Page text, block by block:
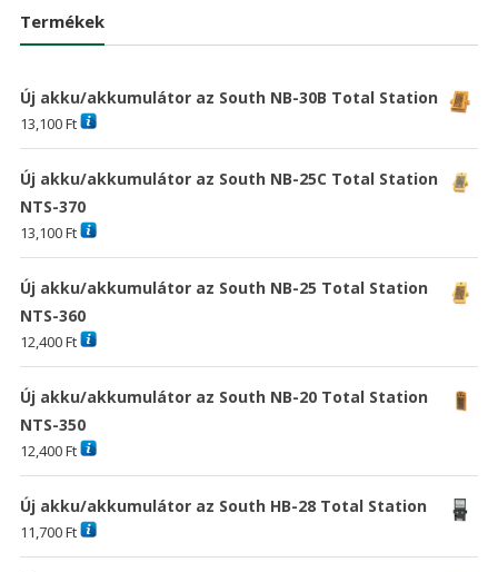
Termékek
Új akku/akkumulátor az South NB-30B Total Station
13,100Ft
Új akku/akkumulátor az South NB-25C Total Station
NTS-370
13,100Ft
Új akku/akkumulátor az South NB-25 Total Station
NTS-360
12,400Ft
Új akku/akkumulátor az South NB-20 Total Station
NTS-350
12,400Ft
Új akku/akkumulátor az South HB-28 Total Station
11,700Ft